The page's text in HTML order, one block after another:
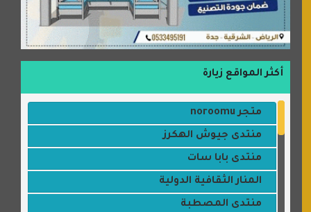
أكثر المواقع زيارة
متجر noroomu
منتدى جيوش الهكرز
منتدى بابا سات
المنار الثقافية الدولية
منتدى المصطبة